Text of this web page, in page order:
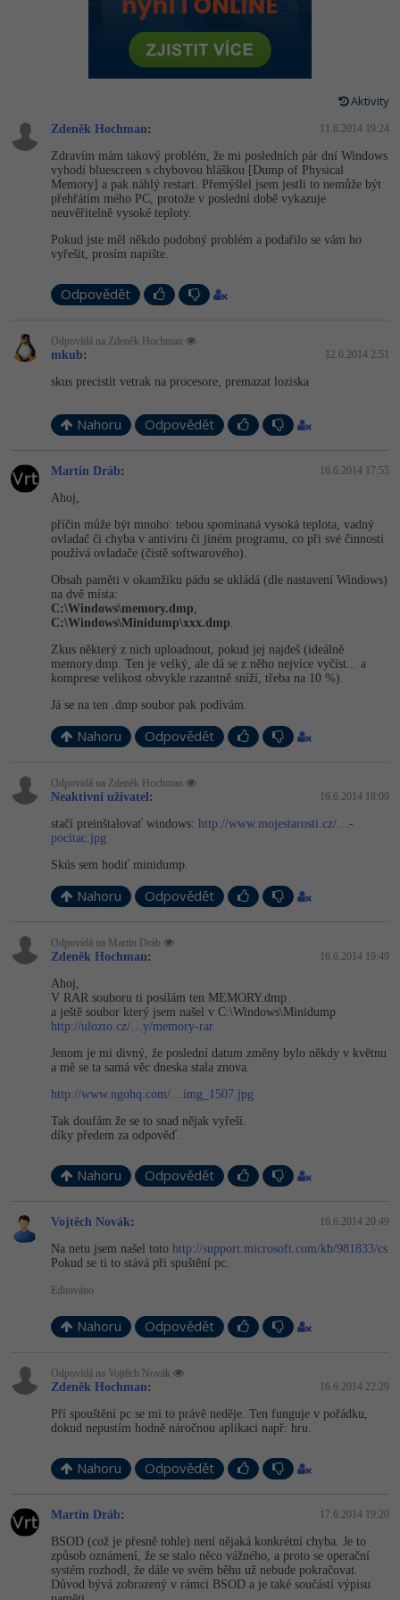
HTML5, CSS3, Bootstrap, SEO
SQL a databáze
UML a návrhové vzory
React
Spring
ASP.NET MVC
JavaScript
Python
HTML / CSS
UML a návrhové vzory
MySQL/MariaDB
MS-SQL
Vývojář mobilních aplikací
Specialista na AI a bigdata
Webdesigner
Tester
Systémový administrátor
Grafik / UX/UI návrhář
3D grafik
Projektový manažer
Databázový analytik
Copywriter
WordPress specialista
SEO specialista
Python -80%
JavaScript -80%
-80%
Swift -80%
-80%
-80%
VB.NET
-80%
Algoritmy -41%
Umělá inteligence (AI)
Pro děti
Více
Fórum
Digitální gramotnost
Marketing -30%
-30%
UX
-25%
-30%
-80%
Time management
Windows
Linux
Kybernetická bezpečnost
Elektronický podpis
Kurzy designu
HTML/CSS
Photoshop
Adobe Illustrator
Adobe Lightroom -30%
Adobe XD -15%
Adobe After Effects
Blender -80%
Inkscape
Příběhy absolventů
Pro firmy
Aktivity
Zdeněk Hochman: 11.6.2014 19:24
Zdravím mám takový problém, že mi posledních pár dní Windows
vyhodí bluescreen s chybovou hláškou [Dump of Physical
Memory] a pak náhlý restart. Přemýšlel jsem jestli to nemůže být
přehřátím mého PC, protože v poslední době vykazuje
neuvěřitelně vysoké teploty.
Pokud jste měl někdo podobný problém a podařilo se vám ho
vyřešit, prosím napište.
Odpovědět
Odpovídá na Zdeněk Hochman
mkub: 12.6.2014 2:51
skus precistit vetrak na procesore, premazat loziska
Nahoru Odpovědět
Martin Dráb: 16.6.2014 17:55
Ahoj,
příčin může být mnoho: tebou spomínaná vysoká teplota, vadný
ovladač či chyba v antiviru či jiném programu, co při své činnosti
používá ovladače (čistě softwarového).
Obsah paměti v okamžiku pádu se ukládá (dle nastavení Windows)
na dvě místa:
C:\Windows\me­mory.dmp,
C:\Windows\Mi­nidump\xxx.dmp.
Zkus některý z nich uploadnout, pokud jej najdeš (ideálně
memory.dmp. Ten je velký, ale dá se z něho nejvíce vyčíst... a
komprese velikost obvykle razantně sníží, třeba na 10 %).
Já se na ten .dmp soubor pak podívám.
Nahoru Odpovědět
Odpovídá na Zdeněk Hochman
Neaktivní uživatel: 16.6.2014 18:09
stačí preinštalovať windows: http://www.mojestarosti.cz/…-
pocitac.jpg
Skús sem hodiť minidump.
Nahoru Odpovědět
Odpovídá na Martin Dráb
Zdeněk Hochman: 16.6.2014 19:49
Ahoj,
V RAR souboru ti posílám ten MEMORY.dmp
a ještě soubor který jsem našel v C:\Windows\Minidump
http://ulozto.cz/…y/memory-rar
Jenom je mi divný, že poslední datum změny bylo někdy v květnu
a mě se ta samá věc dneska stala znova.
http://www.ngohq.com/…img_1507.jpg
Tak doufám že se to snad nějak vyřeší.
díky předem za odpověď.
Nahoru Odpovědět
Vojtěch Novák: 16.6.2014 20:49
Na netu jsem našel toto http://support.microsoft.com/kb/981833/cs
Pokud se ti to stává při spuštění pc.
Editováno
Nahoru Odpovědět
Odpovídá na Vojtěch Novák
Zdeněk Hochman: 16.6.2014 22:29
Pří spouštění pc se mi to právě neděje. Ten funguje v pořádku,
dokud nepustím hodně náročnou aplikaci např: hru.
Nahoru Odpovědět
Martin Dráb: 17.6.2014 19:20
BSOD (což je přesně tohle) není nějaká konkrétní chyba. Je to
způsob oznámení, že se stalo něco vážného, a proto se operační
systém rozhodl, že dále ve svém běhu už nebude pokračovat.
Důvod bývá zobrazený v rámci BSOD a je také součástí výpisu